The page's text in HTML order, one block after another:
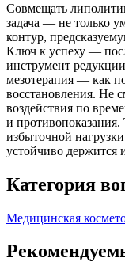
Совмещать
задача — не только
контур,
Ключ к успеху —
инструмент
мезотерапия — как
восстановления. Не
воздействия по
и противопоказания.
избыточной нагрузки
устойчиво держится
Категория
Медицинская